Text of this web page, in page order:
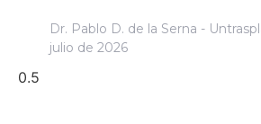
Dr. Pablo D. de la Serna -
julio de 2026